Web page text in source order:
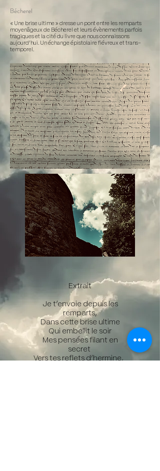
Bécherel
« Une brise ultime » dresse un pont entre les remparts
moyenâgeux de Bécherel et leurs évènements parfois
tragiques et la cité du livre que nous connaissons
aujourd’hui. Un échange épistolaire fiévreux et trans-
temporel.
Extrait
Je t’envoie depuis les
remparts,
Dans cette brise ultime
Qui embellit le soir
Mes pensées filant en
secret
Vers tes reflets d’hermine,